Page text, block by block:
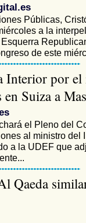
Públicas,
a la
de este
Interior por el
en Suiza a
el Pleno del
al ministro del
a la UDEF que
Qaeda